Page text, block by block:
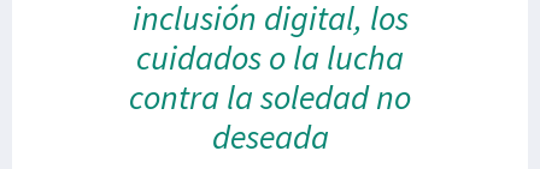
inclusión digital, los
cuidadoso la lucha
contra la soledad no
deseada